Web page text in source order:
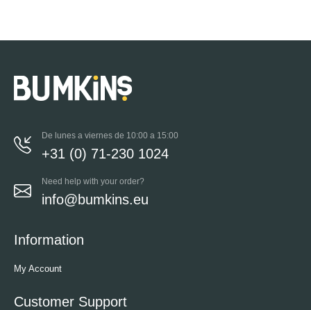
De lunes a viernes de 10:00 a 15:00
+31 (0) 71-230 1024
Need help with your order?
info@bumkins.eu
Information
My Account
Customer Support